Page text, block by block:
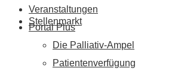
Stellenmarkt
Veranstaltungen
Portal Plus
Die Palliativ-Ampel
Patientenverfügung